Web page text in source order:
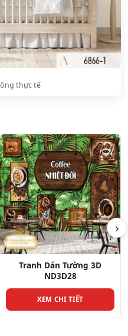
thực tế
Tranh Dán Tường 3D
ND3D28
XEM CHI TIẾT
›